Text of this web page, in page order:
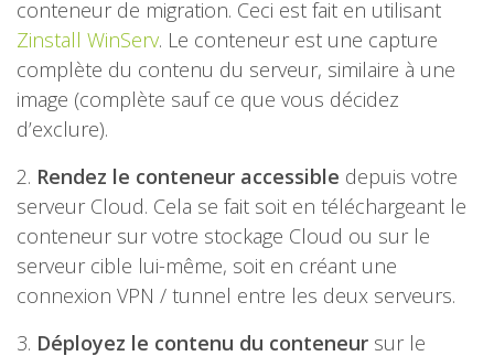
conteneur de migration. Ceci est fait en utilisant
Zinstall WinServ. Le conteneur est une capture
complète du contenu du serveur, similaire à une
image (complète sauf ce que vous décidez
d’exclure).
2. Rendez le conteneur accessible depuis votre
serveur Cloud. Cela se fait soit en téléchargeant le
conteneur sur votre stockage Cloud ou sur le
serveur cible lui-même, soit en créant une
connexion VPN / tunnel entre les deux serveurs.
3. Déployez le contenu du conteneur sur le